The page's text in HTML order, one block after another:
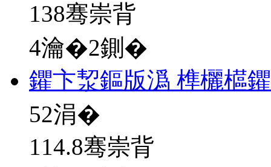
138骞崇背
4瀹�2鍘�
鑺卞洯鏂版潙 榫欐櫙
52涓�
114.8骞崇背